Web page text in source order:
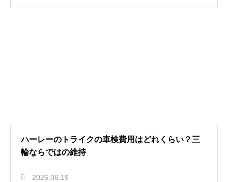
ハーレーのトライクの車検費用はどれくらい？三
輪ならではの維持
2026.06.19